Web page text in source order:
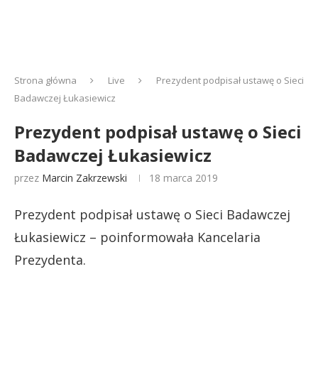
Strona główna Live
Prezydent podpisał ustawę o Sieci
Badawczej Łukasiewicz
Prezydent podpisał ustawę o Sieci
Badawczej Łukasiewicz
przez Marcin Zakrzewski 18 marca 2019
Prezydent podpisał ustawę o Sieci Badawczej
Łukasiewicz – poinformowała Kancelaria
Prezydenta.